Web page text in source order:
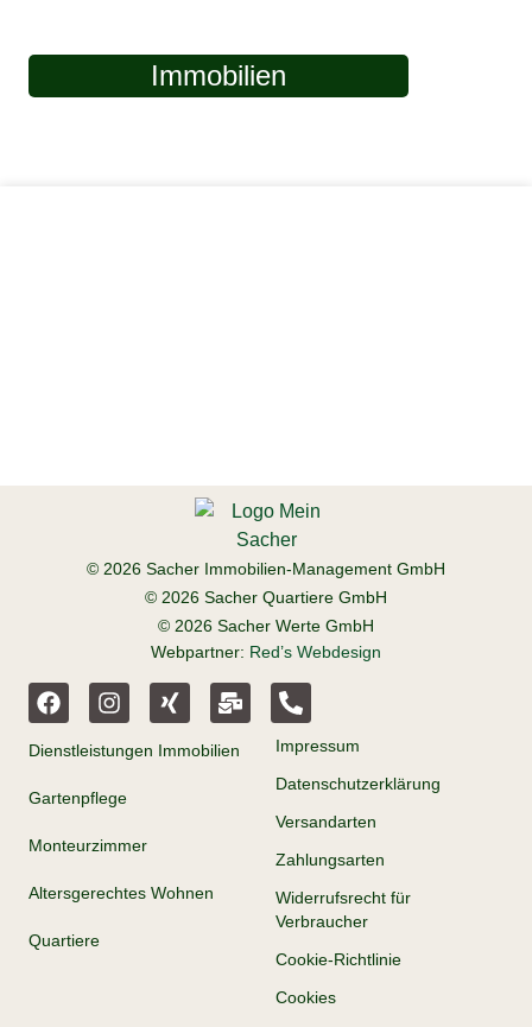
Immobilien
© 2026 Sacher Immobilien-Management GmbH
© 2026 Sacher Quartiere GmbH
© 2026 Sacher Werte GmbH
Webpartner: Red’s Webdesign
Dienstleistungen Immobilien
Gartenpflege
Monteurzimmer
Altersgerechtes Wohnen
Quartiere
Impressum
Datenschutzerklärung
Versandarten
Zahlungsarten
Widerrufsrecht für
Verbraucher
Cookie-Richtlinie
Cookies